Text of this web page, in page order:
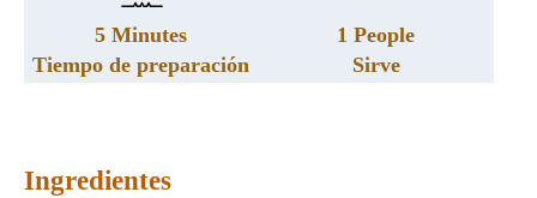
5 Minutes
Tiempo de preparación
1 People
Sirve
Ingredientes